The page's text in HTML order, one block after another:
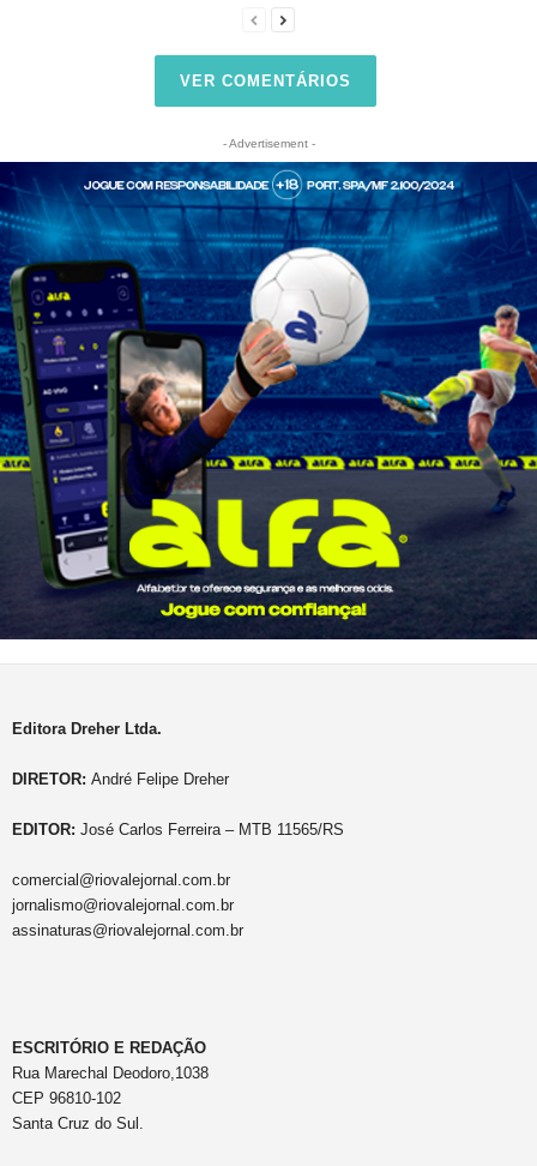
VER COMENTÁRIOS
- Advertisement -
Editora Dreher Ltda.
DIRETOR: André Felipe Dreher
EDITOR: José Carlos Ferreira – MTB 11565/RS
comercial@riovalejornal.com.br
jornalismo@riovalejornal.com.br
assinaturas@riovalejornal.com.br
ESCRITÓRIO E REDAÇÃO
Rua Marechal Deodoro,1038
CEP 96810-102
Santa Cruz do Sul.